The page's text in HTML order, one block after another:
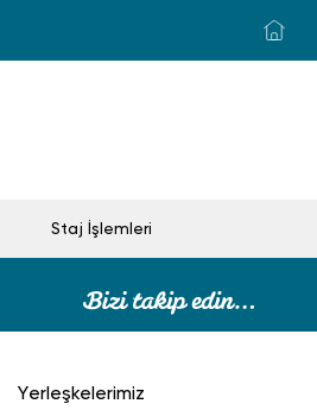
Staj İşlemleri
Yerleşkelerimiz